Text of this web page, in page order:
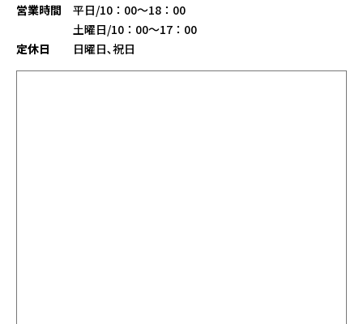
営業時間
平日/10：00～18：00
土曜日/10：00～17：00
定休日
日曜日､祝日